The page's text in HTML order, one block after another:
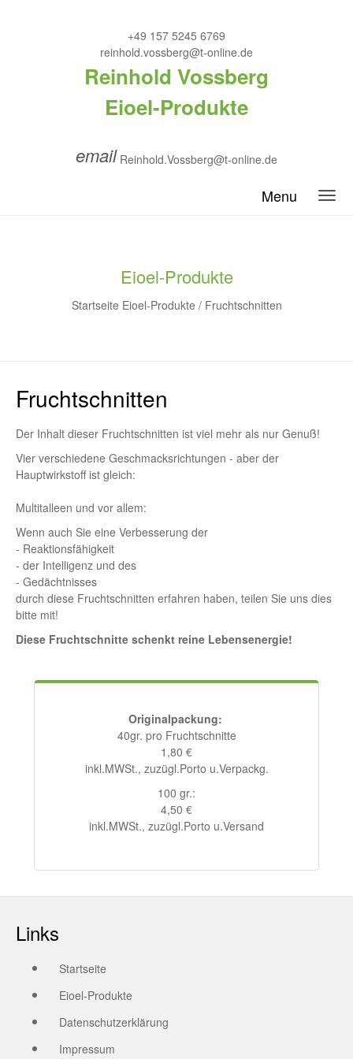
+49 157 5245 6769
reinhold.vossberg@t-online.de
Reinhold Vossberg
Eioel-Produkte
email Reinhold.Vossberg@t-online.de
Menu
Eioel-Produkte
Startseite Eioel-Produkte / Fruchtschnitten
Fruchtschnitten
Der Inhalt dieser Fruchtschnitten ist viel mehr als nur Genuß!
Vier verschiedene Geschmacksrichtungen - aber der
Hauptwirkstoff ist gleich:
Multitalleen und vor allem:
Wenn auch Sie eine Verbesserung der
- Reaktionsfähigkeit
- der Intelligenz und des
- Gedächtnisses
durch diese Fruchtschnitten erfahren haben, teilen Sie uns dies
bitte mit!
Diese Fruchtschnitte schenkt reine Lebensenergie!
Originalpackung:
40gr. pro Fruchtschnitte
1,80 €
inkl.MWSt., zuzügl.Porto u.Verpackg.
100 gr.:
4,50 €
inkl.MWSt., zuzügl.Porto u.Versand
Links
Startseite
Eioel-Produkte
Datenschutzerklärung
Impressum